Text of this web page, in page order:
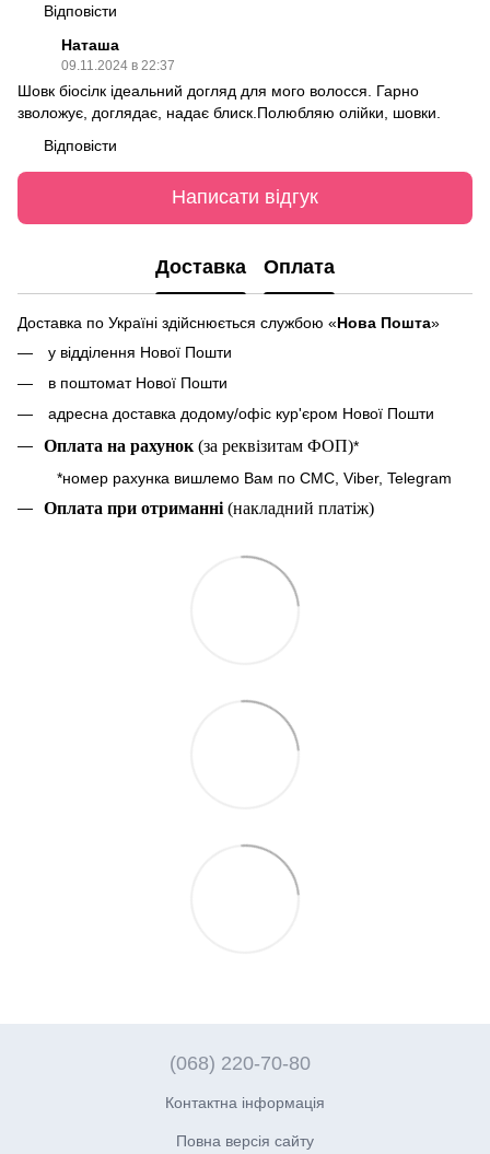
Відповісти
Наташа
09.11.2024 в 22:37
Шовк біосілк ідеальний догляд для мого волосся. Гарно
зволожує, доглядає, надає блиск.Полюбляю олійки, шовки.
Відповісти
Написати відгук
Доставка Оплата
Доставка по Україні здійснюється службою «Нова Пошта»
у відділення Нової Пошти
в поштомат Нової Пошти
адресна доставка додому/офіс кур'єром Нової Пошти
Оплата на рахунок (за реквізитам ФОП)*
*номер рахунка вишлемо Вам по СМС, Viber, Telegram
Оплата при отриманні (накладний платіж)
(068) 220-70-80
Контактна інформація
Повна версія сайту